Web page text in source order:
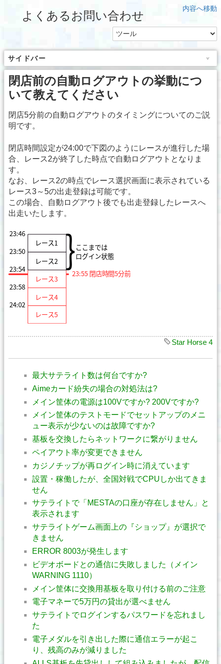
内容へ移動
よくあるお問い合わせ
サイドバー
閉店前の自動ログアウトの挙動につ
いて教えてください
閉店5分前の自動ログアウトのタイミングについてのご説
明です。
閉店時間設定が24:00で下図のようにレースが進行した場
合、レース2が終了した時点で自動ログアウトとなりま
す。
なお、レース2の時点でレース選択画面に表示されている
レース3～5の出走登録は可能です。
この場合、自動ログアウト後でも出走登録したレースへ
出走いたします。
Star Horse 4
最大サテライト数は何台ですか?
Aimeカード紛失の場合の対処法は?
メイン筐体の電源は100Vですか? 200Vですか?
メイン筐体のテストモードでセットアップのメニ
ュー表示が少ないのは故障ですか?
基板を交換したらネットワークに繋がりません
ペイアウト率が変更できません
カジノチップが再ログイン時に消えています
設置・稼働したが、全国対戦でCPUしか出てきま
せん
サテライトで「MESTAの口座が存在しません」と
表示されます
サテライトゲーム画面上の『ショップ』が選択で
きません
ERROR 8003が発生します
ビデオボードとの通信に失敗しました（メイン
WARNING 1110）
メイン筐体に交換用基板を取り付ける前のご注意
電子マネーで5万円の貸出が選べません
サテライトでログインするパスワードを忘れまし
た
電子メダルを引き出した際に通信エラーが起こ
り、残高のみが減りました